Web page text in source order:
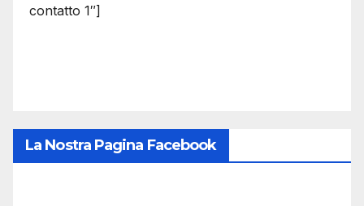
contatto 1″]
La Nostra Pagina Facebook